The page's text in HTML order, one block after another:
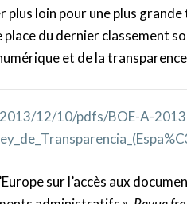
loin pour une plus grande
du dernier classement
et de la transparence
12/10/pdfs/BOE-A-
sur l’accès aux